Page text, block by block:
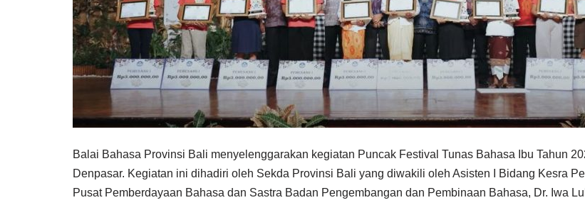
Balai Bahasa Provinsi Bali menyelenggarakan kegiatan Puncak Festival Tunas Bahasa Ibu Tahun
Denpasar. Kegiatan ini dihadiri oleh Sekda Provinsi Bali yang diwakili oleh Asisten I Bidang Kesra
Pusat Pemberdayaan Bahasa dan Sastra Badan Pengembangan dan Pembinaan Bahasa, Dr. Iwa